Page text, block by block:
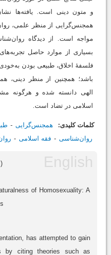
و متون دینی است. یافته‌ها
همجنس‌گرایی از منظر علمی،
مواجه است. از دیدگاه
بسیاری از موارد حاصل
فلسفۀ اخلاق، طبیعی بودن
باشد؛ همچنین از منظر دینی،
الهی دانسته شده و هرگونه
اسلامی در تضاد است.
کلمات کلیدی: همجنس‌گرایی
روان‌شناسی
فقه اسلامی
Article data in English (انگلیسی)
of Homosexuality: A
has attempted to gain
by citing theories such as